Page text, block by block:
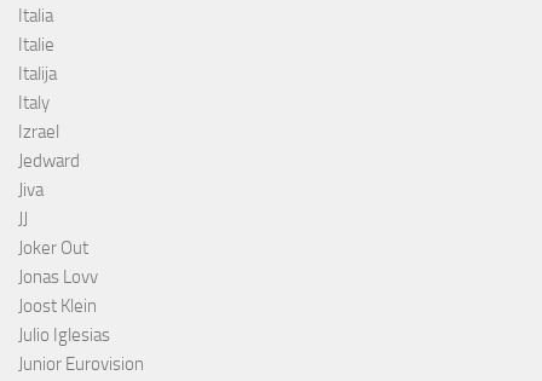
Italia
Italie
Italija
Italy
Izrael
Jedward
Jiva
JJ
Joker Out
Jonas Lovv
Joost Klein
Julio Iglesias
Junior Eurovision